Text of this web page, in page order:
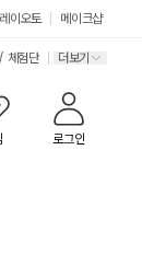
이오토 메이크샵
/ 체험단 더보기
로그인